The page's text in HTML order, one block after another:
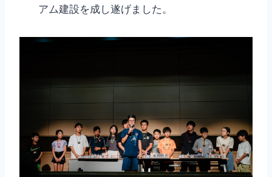
アム建設を成し遂げました。